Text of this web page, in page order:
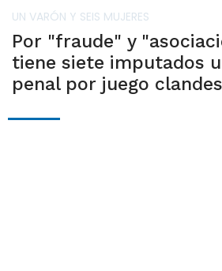
UN VARÓN Y SEIS MUJERES
Por "fraude" y
tiene siete imputados
penal por juego